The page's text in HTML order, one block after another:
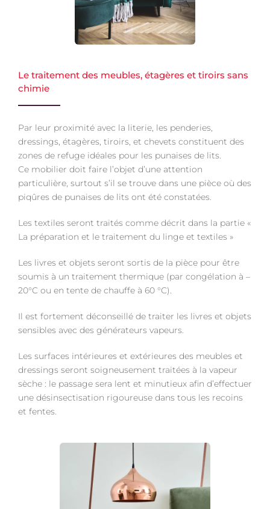
Le traitement des meubles, étagères et tiroirs sans
chimie
Par leur proximité avec la literie, les penderies,
dressings, étagères, tiroirs, et chevets constituent des
zones de refuge idéales pour les punaises de lits.
Ce mobilier doit faire l’objet d’une attention
particulière, surtout s’il se trouve dans une pièce où des
piqûres de punaises de lits ont été constatées.
Les textiles seront traités comme décrit dans la partie «
La préparation et le traitement du linge et textiles »
Les livres et objets seront sortis de la pièce pour être
soumis à un traitement thermique (par congélation à –
20°C ou en tente de chauffe à 60 °C).
Il est fortement déconseillé de traiter les livres et objets
sensibles avec des générateurs vapeurs.
Les surfaces intérieures et extérieures des meubles et
dressings seront soigneusement traitées à la vapeur
sèche : le passage sera lent et minutieux afin d’effectuer
une désinsectisation rigoureuse dans tous les recoins
et fentes.